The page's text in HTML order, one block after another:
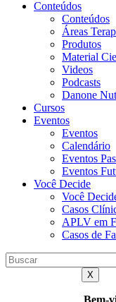
Conteúdos
Conteúdos
Áreas
Produtos
Material
Videos
Podcasts
Danone
Cursos
Eventos
Eventos
Calendário
Eventos
Eventos
Você Decide
Você
Casos
APLV em
Casos de
X